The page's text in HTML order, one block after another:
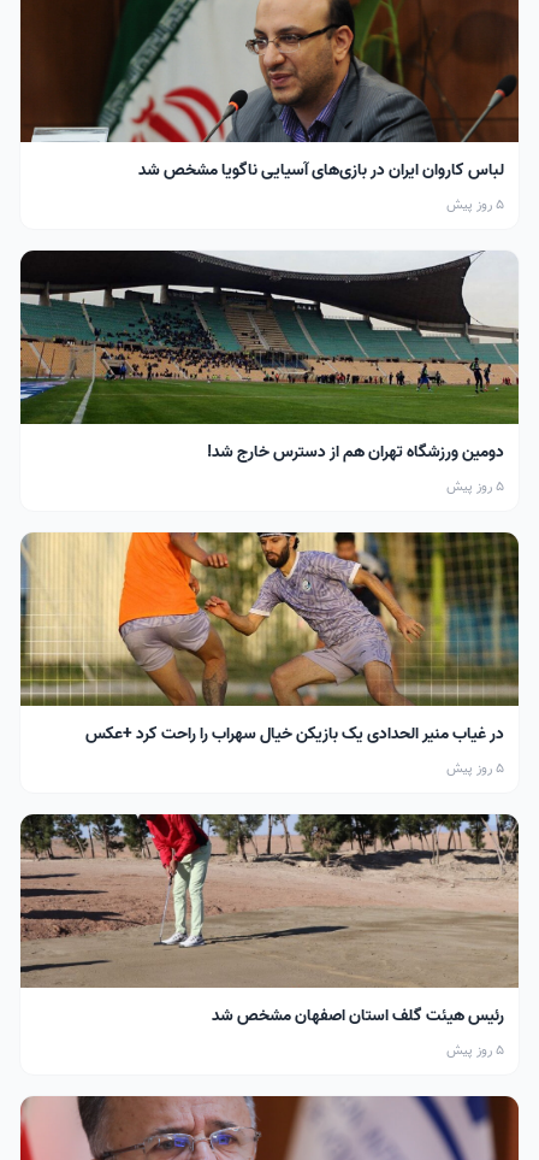
لباس کاروان ایران در بازی‌های آسیایی ناگویا مشخص شد
5 روز پیش
دومین ورزشگاه تهران هم از دسترس خارج شد!
5 روز پیش
در غیاب منیر الحدادی یک بازیکن خیال سهراب را راحت کرد +عکس
5 روز پیش
رئیس هیئت گلف استان اصفهان مشخص شد
5 روز پیش